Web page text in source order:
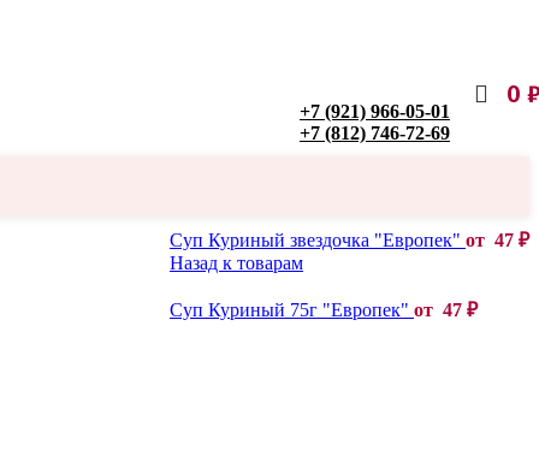
+7 (921) 966-05-01
+7 (812) 746-72-69
0
Суп Куриный звездочка "Европек" от 47 ₽
Назад к товарам
Суп Куриный 75г "Европек" от 47 ₽